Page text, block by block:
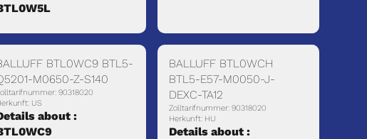
BTL0WC9 BTL5-
M0650-Z-S140
90318020
US
about :
BALLUFF BTL0WCH
BTL5-E57-M0050-J-
DEXC-TA12
Zolltarifnummer: 90318020
Herkunft: HU
Details about :